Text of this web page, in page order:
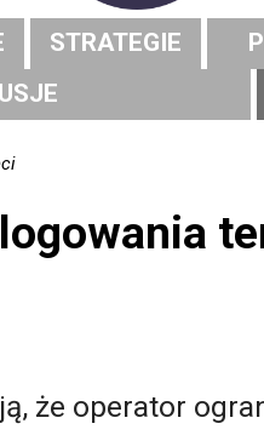
STRATEGIE
że operator